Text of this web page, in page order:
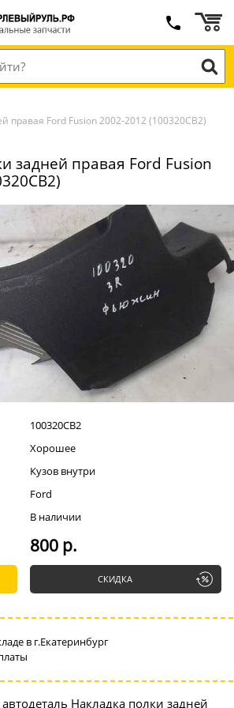
правая Ford Fusion 2002-2012 (100320СВ2)
задней правая Ford Fusion
100320СВ2
Хорошее
Кузов внутри
Ford
В наличии
800 р.
СКИДКА
в г.Екатеринбург
Накладка полки задней